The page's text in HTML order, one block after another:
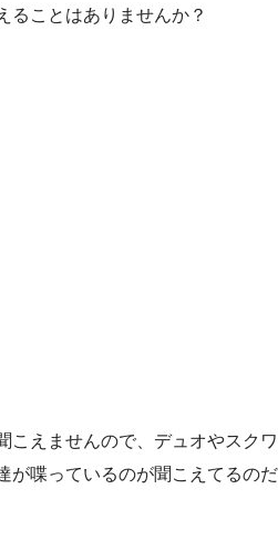
ることはありませんか？
こえませんので、デュオやスクワ
が喋っているのが聞こえてるのだ